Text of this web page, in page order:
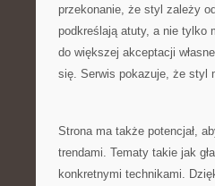
przekonanie, że styl zależy
podkreślają atuty, a nie tylko
do większej akceptacji
się. Serwis pokazuje, że styl
Strona ma także potencjał,
trendami. Tematy takie jak
konkretnymi technikami.